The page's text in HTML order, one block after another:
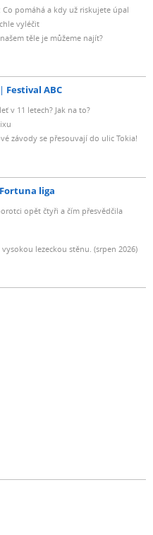
Co pomáhá a kdy už riskujete úpal
vyléčit
těle je můžeme najít?
Festival ABC
v 11 letech? Jak na to?
závody se přesouvají do ulic Tokia!
Fortuna liga
opět čtyři a čím přesvědčila
lezeckou stěnu. (srpen 2026)